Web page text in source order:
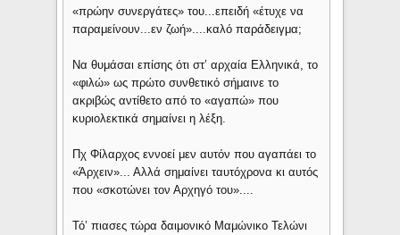
«πρώην συνεργάτες» του...επειδή «έτυχε να
παραμείνουν...εν ζωή»....καλό παράδειγμα;
Να θυμάσαι επίσης ότι στ’ αρχαία Ελληνικά, το
«φιλώ» ως πρώτο συνθετικό σήμαινε το
ακριβώς αντίθετο από το «αγαπώ» που
κυριολεκτικά σημαίνει η λέξη.
Πχ Φίλαρχος εννοεί μεν αυτόν που αγαπάει το
«Άρχειν»... Αλλά σημαίνει ταυτόχρονα κι αυτός
που «σκοτώνει τον Αρχηγό του»....
Τό’ πιασες τώρα δαιμονικό Μαμώνικο Τελώνι